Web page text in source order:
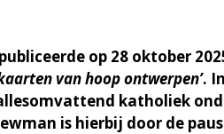
publiceerde op 28 oktober
van hoop ontwerpen’.
katholiek
is hierbij door de